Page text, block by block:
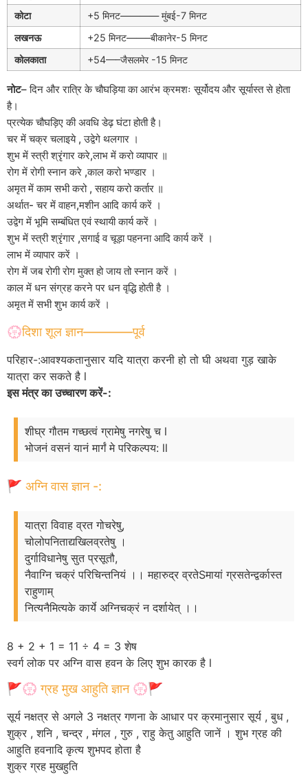
कोटा
+5 मिनट———— मुंबई-7 मिनट
लखनऊ
+25 मिनट——–बीकानेर-5 मिनट
कोलकाता
+54—–जैसलमेर -15 मिनट
नोट– दिन और रात्रि के चौघड़िया का आरंभ क्रमशः सूर्योदय और सूर्यास्त से होता
है।
प्रत्येक चौघड़िए की अवधि डेढ़ घंटा होती है।
चर में चक्र चलाइये , उद्वेगे थलगार ।
शुभ में स्त्री श्रृंगार करे,लाभ में करो व्यापार ॥
रोग में रोगी स्नान करे ,काल करो भण्डार ।
अमृत में काम सभी करो , सहाय करो कर्तार ॥
अर्थात- चर में वाहन,मशीन आदि कार्य करें ।
उद्वेग में भूमि सम्बंधित एवं स्थायी कार्य करें ।
शुभ में स्त्री श्रृंगार ,सगाई व चूड़ा पहनना आदि कार्य करें ।
लाभ में व्यापार करें ।
रोग में जब रोगी रोग मुक्त हो जाय तो स्नान करें ।
काल में धन संग्रह करने पर धन वृद्धि होती है ।
अमृत में सभी शुभ कार्य करें ।
💮दिशा शूल ज्ञान————पूर्व
परिहार-:आवश्यकतानुसार यदि यात्रा करनी हो तो घी अथवा गुड़ खाके
यात्रा कर सकते है l
इस मंत्र का उच्चारण करें-:
शीघ्र गौतम गच्छत्वं ग्रामेषु नगरेषु च l
भोजनं वसनं यानं मार्गं मे परिकल्पय: ll
🚩 अग्नि वास ज्ञान -:
यात्रा विवाह व्रत गोचरेषु,
चोलोपनिताद्यखिलव्रतेषु ।
दुर्गाविधानेषु सुत प्रसूतौ,
नैवाग्नि चक्रं परिचिन्तनियं ।। महारुद्र व्रतेSमायां ग्रसतेन्द्वर्कास्त
राहुणाम्
नित्यनैमित्यके कार्ये अग्निचक्रं न दर्शायेत् ।।
8 + 2 + 1 = 11 ÷ 4 = 3 शेष
स्वर्ग लोक पर अग्नि वास हवन के लिए शुभ कारक है l
🚩💮 ग्रह मुख आहुति ज्ञान 💮🚩
सूर्य नक्षत्र से अगले 3 नक्षत्र गणना के आधार पर क्रमानुसार सूर्य , बुध ,
शुक्र , शनि , चन्द्र , मंगल , गुरु , राहु केतु आहुति जानें । शुभ ग्रह की
आहुति हवनादि कृत्य शुभपद होता है
शुक्र ग्रह मुखहुति